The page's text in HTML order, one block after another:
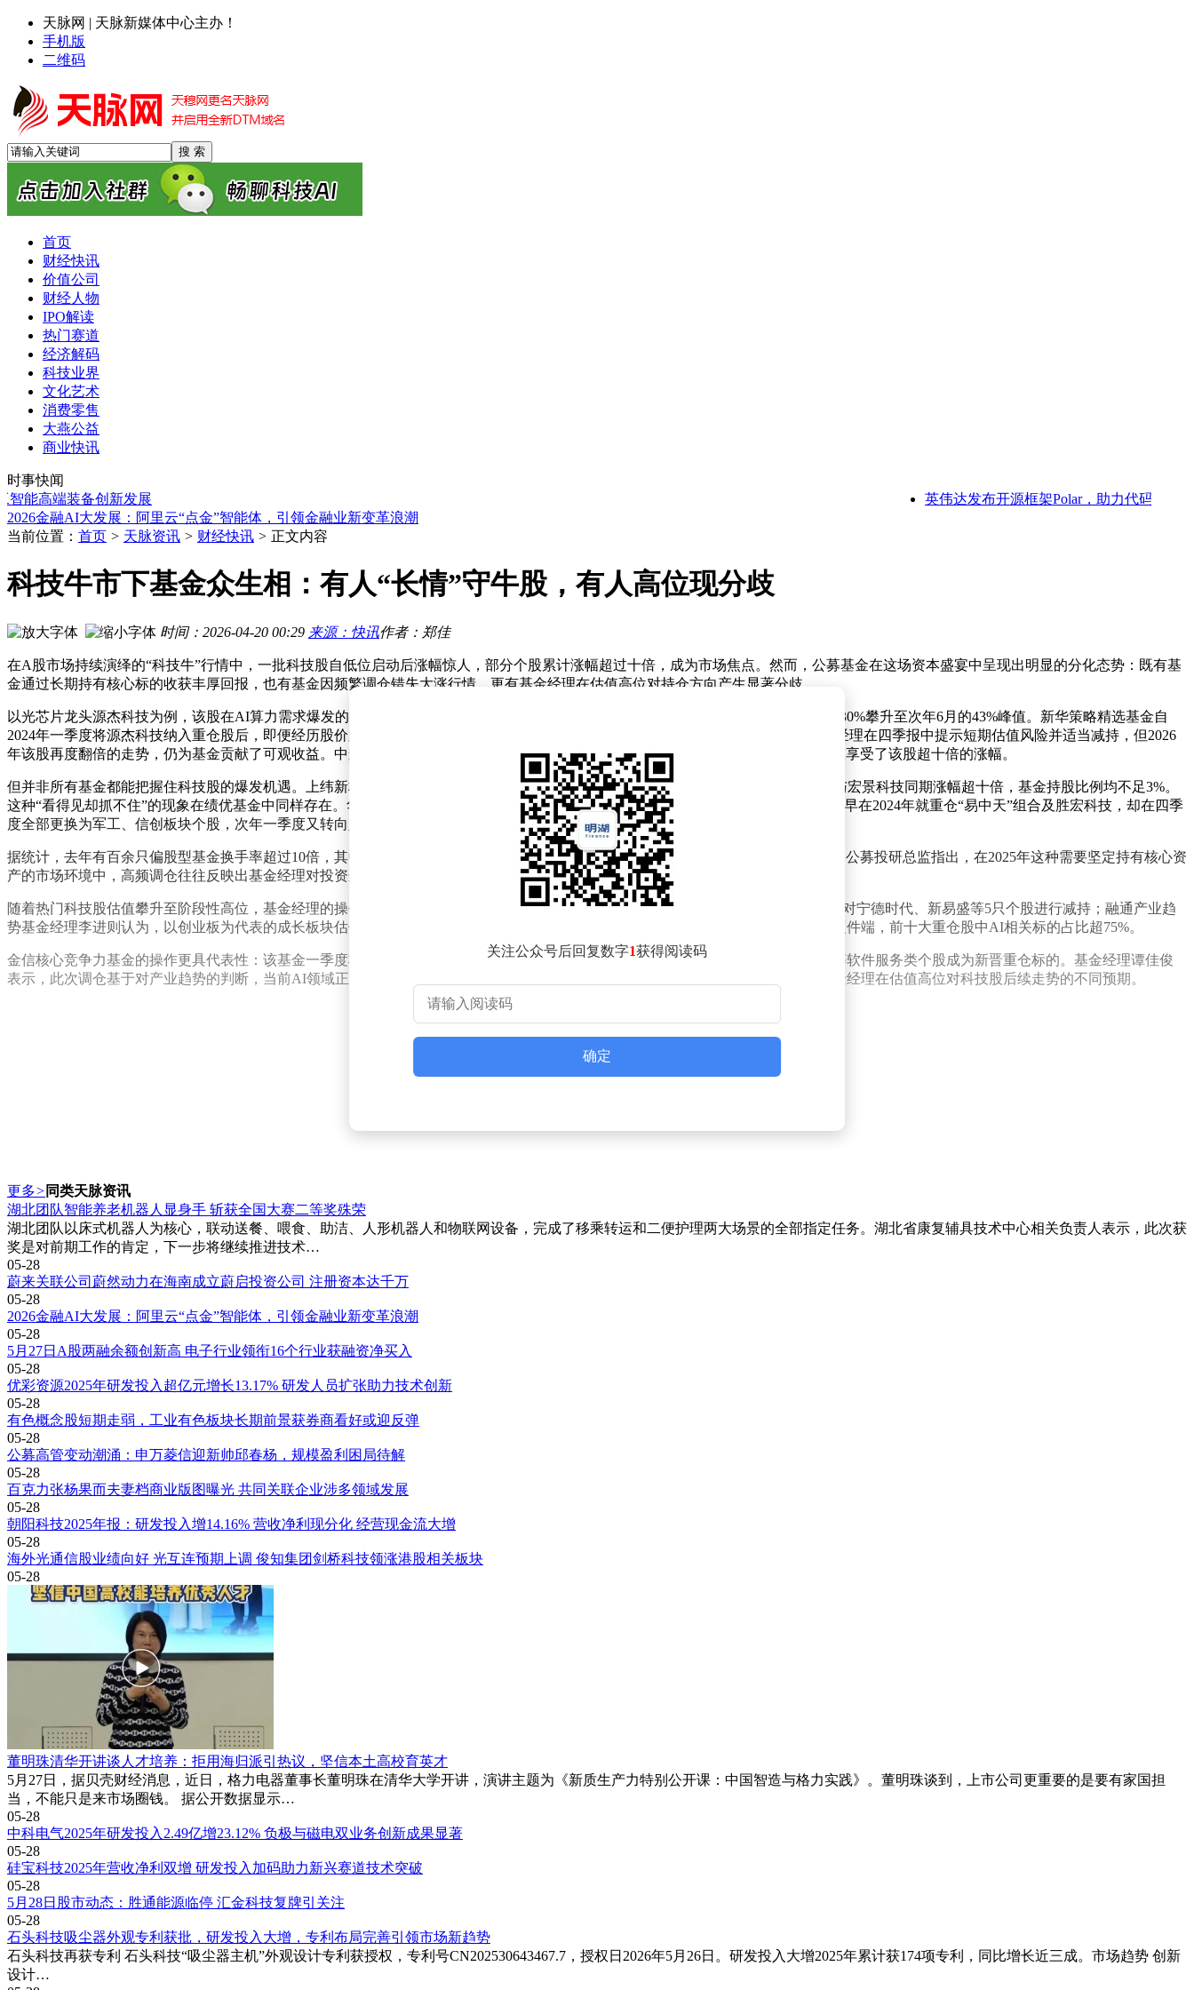
天脉网 | 天脉新媒体中心主办！
手机版
二维码
首页
财经快讯
价值公司
财经人物
IPO解读
热门赛道
经济解码
科技业界
文化艺术
消费零售
大燕公益
商业快讯
时事快闻
高端装备创新发展
英伟达发布开源框架Polar，助力代码智能体训
海外光通信股业绩向好 光互连预期上调 俊知集团剑桥科技领涨港股相关板块
蔚来关联公司蔚然动力在海南成立蔚启投资公司 注册资本达千万
2026金融AI大发展：阿里云“点金”智能体，引领金融业新变革浪潮
5月27日A股两融余额创新高 电子行业领衔16个行业获融资净买入
优彩资源2025年研发投入超亿元增长13.17% 研发人员扩张助力技术创新
公募高管变动潮涌：申万菱信迎新帅邱春杨，规模盈利困局待解
百克力张杨果而夫妻档商业版图曝光 共同关联企业涉多领域发展
海外光通信股业绩向好 光互连预期上调 俊知集团剑桥科技领涨港股相关板块
当前位置： 首页 > 天脉资讯 > 财经快讯 > 正文内容
科技牛市下基金众生相：有人“长情”守牛股，有人高位现分歧
时间：2026-04-20 00:29 来源：快讯作者：郑佳
在A股市场持续演绎的“科技牛”行情中，一批科技股自低位启动后涨幅惊人，部分个股累计涨幅超过十倍，成为市场焦点。然而，公募基金在这场资本盛宴中呈现出明显的分化态势：既有基
金通过长期持有核心标的收获丰厚回报，也有基金因频繁调仓错失大涨行情，更有基金经理在估值高位对持仓方向产生显著分歧。
以光芯片龙头源杰科技为例，该股在AI算力需求爆发的推动下，近一年多累计涨幅超过8倍。公募基金对该股的配置比例从2024年末的30%攀升至次年6月的43%峰值。新华策略精选基金自
2024年一季度将源杰科技纳入重仓股后，即便经历股价腰斩仍持续加仓，最终在去年末以7.6万股的持仓位居第九大重仓股。尽管基金经理在四季报中提示短期估值风险并适当减持，但2026
年该股再度翻倍的走势，仍为基金贡献了可观收益。中航机遇领航基金则通过自2023年三季度成立以来每个季度重仓持有新易盛，完整享受了该股超十倍的涨幅。
但并非所有基金都能把握住科技股的爆发机遇。上纬新材去年初至今涨幅达18倍，公募基金配置比例却从0.77%降至0.69%；宏和科技与宏景科技同期涨幅超十倍，基金持股比例均不足3%。
这种“看得见却抓不住”的现象在绩优基金中同样存在。华南某中型公募旗下产品去年实现翻倍收益，但年度换手率超过10倍——该基金早在2024年就重仓“易中天”组合及胜宏科技，却在四季
度全部更换为军工、信创板块个股，次年一季度又转向人工智能关联度较低的标的，经过三个季度的频繁调整后才重新聚焦AI赛道。
据统计，去年有百余只偏股型基金换手率超过10倍，其中不乏收益超九成的主动权益基金，采用量化策略的产品换手率更达数十倍。某公募投研总监指出，在2025年这种需要坚定持有核心资
产的市场环境中，高频调仓往往反映出基金经理对投资逻辑的把握不足，部分人甚至依赖短期盘面变化进行操作。
随着热门科技股估值攀升至阶段性高位，基金经理的操作分歧愈发明显。睿远成长价值基金一季度大举增持中际旭创259.74万股，同时对宁德时代、新易盛等5只个股进行减持；融通产业趋
势基金经理李进则认为，以创业板为代表的成长板块估值虽有所上升，但优质龙头尚未形成泡沫，其管理的基金一季度进一步聚焦AI硬件端，前十大重仓股中AI相关标的占比超75%。
金信核心竞争力基金的操作更具代表性：该基金一季度将前十大重仓股全部更换，从消费板块转向AI应用领域，网宿科技、宏景科技等软件服务类个股成为新晋重仓标的。基金经理谭佳俊
表示，此次调仓基于对产业趋势的判断，当前AI领域正呈现基础设施与应用端协同发展的格局。这种持仓方向的剧烈变动，折射出基金经理在估值高位对科技股后续走势的不同预期。
关注公众号后回复数字1获得阅读码
确定
更多> 同类天脉资讯
湖北团队智能养老机器人显身手 斩获全国大赛二等奖殊荣
湖北团队以床式机器人为核心，联动送餐、喂食、助洁、人形机器人和物联网设备，完成了移乘转运和二便护理两大场景的全部指定任务。湖北省康复辅具技术中心相关负责人表示，此次获
奖是对前期工作的肯定，下一步将继续推进技术…
05-28
蔚来关联公司蔚然动力在海南成立蔚启投资公司 注册资本达千万
05-28
2026金融AI大发展：阿里云“点金”智能体，引领金融业新变革浪潮
05-28
5月27日A股两融余额创新高 电子行业领衔16个行业获融资净买入
05-28
优彩资源2025年研发投入超亿元增长13.17% 研发人员扩张助力技术创新
05-28
有色概念股短期走弱，工业有色板块长期前景获券商看好或迎反弹
05-28
公募高管变动潮涌：申万菱信迎新帅邱春杨，规模盈利困局待解
05-28
百克力张杨果而夫妻档商业版图曝光 共同关联企业涉多领域发展
05-28
朝阳科技2025年报：研发投入增14.16% 营收净利现分化 经营现金流大增
05-28
海外光通信股业绩向好 光互连预期上调 俊知集团剑桥科技领涨港股相关板块
05-28
董明珠清华开讲谈人才培养：拒用海归派引热议，坚信本土高校育英才
5月27日，据贝壳财经消息，近日，格力电器董事长董明珠在清华大学开讲，演讲主题为《新质生产力特别公开课：中国智造与格力实践》。董明珠谈到，上市公司更重要的是要有家国担
当，不能只是来市场圈钱。 据公开数据显示…
05-28
中科电气2025年研发投入2.49亿增23.12% 负极与磁电双业务创新成果显著
05-28
硅宝科技2025年营收净利双增 研发投入加码助力新兴赛道技术突破
05-28
5月28日股市动态：胜通能源临停 汇金科技复牌引关注
05-28
石头科技吸尘器外观专利获批，研发投入大增，专利布局完善引领市场新趋势
石头科技再获专利 石头科技“吸尘器主机”外观设计专利获授权，专利号CN202530643467.7，授权日2026年5月26日。研发投入大增2025年累计获174项专利，同比增长近三成。市场趋势 创新
设计…